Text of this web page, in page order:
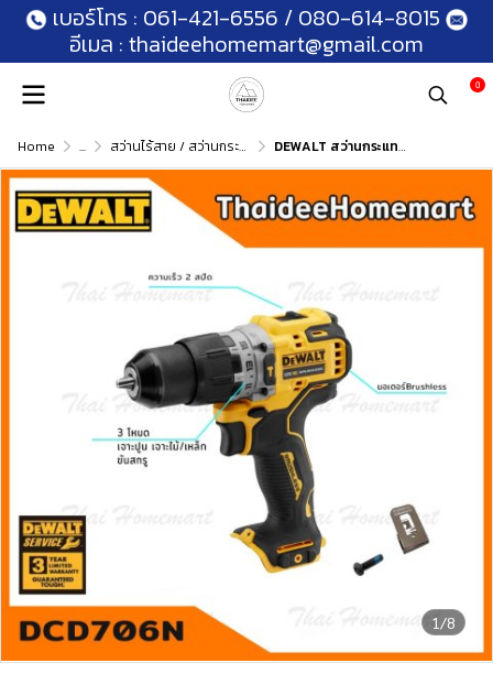
เบอร์โทร : 061-421-6556 / 080-614-8015
อีเมล : thaideehomemart@gmail.com
0
Home ... สว่านไร้สาย / สว่านกระแทกไร้สาย DEWALT สว่านกระแทกไร้สาย 12V รุ่น DCD706N Brushless(ตัวเปล่า) รับประกันศูนย์ 3 ปี
1/8